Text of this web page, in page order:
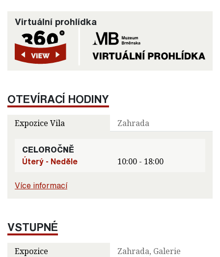
Virtuální prohlídka
OTEVÍRACÍ HODINY
Expozice Vila Zahrada
CELOROČNĚ
Úterý - Neděle
10:00 - 18:00
Více informací
VSTUPNÉ
Expozice Zahrada, Galerie